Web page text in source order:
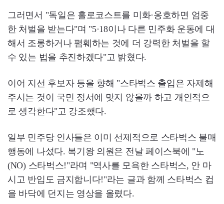
그러면서 "독일은 홀로코스트를 미화·옹호하면 엄중
한 처벌을 받는다"며 "5·18이나 다른 민주화 운동에 대
해서 조롱하거나 폄훼하는 것에 더 강력한 처벌을 할
수 있는 법을 추진하겠다"고 밝혔다.
이어 지선 후보자 등을 향해 "스타벅스 출입은 자제해
주시는 것이 국민 정서에 맞지 않을까 하고 개인적으
로 생각한다"고 강조했다.
일부 민주당 인사들은 이미 선제적으로 스타벅스 불매
행동에 나섰다. 복기왕 의원은 전날 페이스북에 "노
(NO) 스타벅스!"라며 "역사를 모욕한 스타벅스, 안 마
시고 반입도 금지합니다!"라는 글과 함께 스타벅스 컵
을 바닥에 던지는 영상을 올렸다.